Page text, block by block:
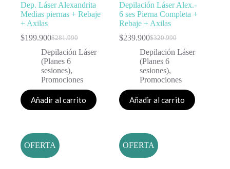
Dep. Láser Alexandrita
Medias piernas + Rebaje
+ Axilas
$281.990
$199.900
Depilación Láser
(Planes 6
sesiones),
Promociones
Añadir al carrito
Depilación Láser Alex.-
6 ses Pierna Completa +
Rebaje + Axilas
$320.990
$239.900
Depilación Láser
(Planes 6
sesiones),
Promociones
Añadir al carrito
OFERTA OFERTA